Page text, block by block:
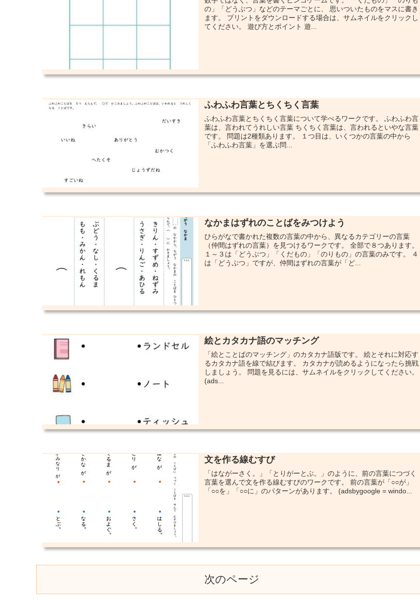
の」「どうぶつ」などのテーマごとに、 思いついたものをマスに書き
ます。 プリントをダウンロードする場合は、サムネイルをクリックし
てください。 遊び方とポイント 遊...
ふわふわ言葉とちくちく言葉
ふわふわ言葉とちくちく言葉について学べるワークです。 ふわふわ言
葉は、言われてうれしい言葉 ちくちく言葉は、言われるといやな言葉
です。 問題は2種類あります。 １つ目は、いくつかの言葉の中から
「ふわふわ言葉」を選ぶ問...
なかまはずれのことばをみつけよう
ひらがなで書かれた複数の言葉の中から、異なるカテゴリーの言葉
（仲間はずれの言葉）を見つけるワークです。 全部で８つあります。
１～３は「どうぶつ」「くだもの」「のりもの」の言葉のみです。 ４
は「どうぶつ」ですが、仲間はずれの言葉が「ど...
絵とカタカナ語のマッチング
「絵とことばのマッチング」のカタカナ語版です。 絵とそれに対応す
るカタカナ語を線で結びます。 カタカナが読めるようになったら挑戦
しましょう。 問題を見るには、サムネイルをクリックしてください。
(ads...
文を作る線むすび
「はながーさく。」「とりがーとぶ。」のように、前の言葉につづく
言葉を選んで文を作る線むすびのワークです。 前の言葉が「○○が」
「○○を」「○○に」のパターンがあります。 (adsbygoogle = windo...
次のページ